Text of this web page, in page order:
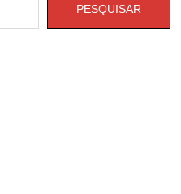
PESQUISAR